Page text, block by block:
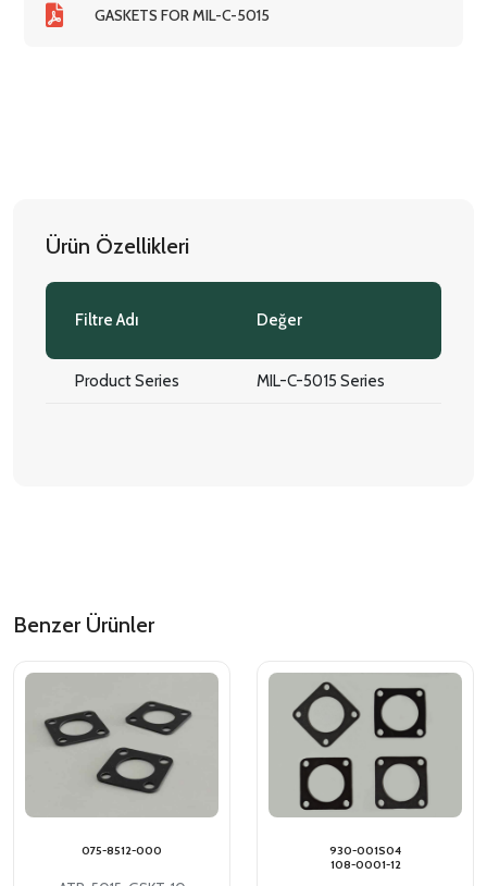
GASKETS FOR MIL-C-5015
Ürün Özellikleri
Filtre Adı Değer
Product Series MIL-C-5015 Series
Benzer Ürünler
075-8512-000
930-001S04
108-0001-12